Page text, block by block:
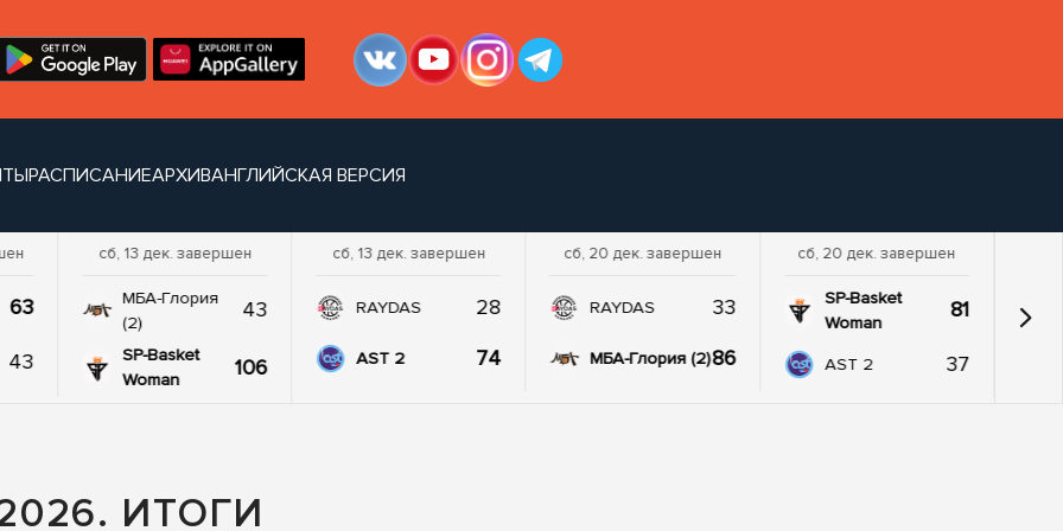
РАСПИСАНИЕАРХИВАНГЛИЙСКАЯ ВЕРСИЯ
63
43
сб, 13 дек. завершен
МБА-Глория
(2)
43
SP-Basket
Woman
106
сб, 13 дек. завершен
RAYDAS 28
AST 2 74
сб, 20 дек. завершен
RAYDAS 33
МБА-Глория (2)86
сб, 20 дек. завершен
SP-Basket
Woman
81
AST 2 37
ИТОГИ